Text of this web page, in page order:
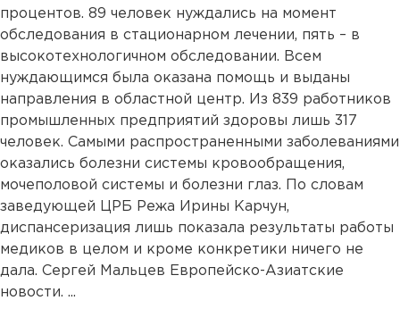
процентов. 89 человек нуждались на момент
обследования в стационарном лечении, пять – в
высокотехнологичном обследовании. Всем
нуждающимся была оказана помощь и выданы
направления в областной центр. Из 839 работников
промышленных предприятий здоровы лишь 317
человек. Самыми распространенными заболеваниями
оказались болезни системы кровообращения,
мочеполовой системы и болезни глаз. По словам
заведующей ЦРБ Режа Ирины Карчун,
диспансеризация лишь показала результаты работы
медиков в целом и кроме конкретики ничего не
дала. Сергей Мальцев Европейско-Азиатские
новости. ...